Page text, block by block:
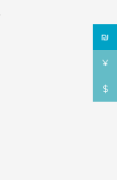
₪
¥
$